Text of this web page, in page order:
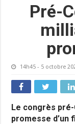
Pré-
14h45 - 5 octobre
Le congrès pré-
promesse d’un